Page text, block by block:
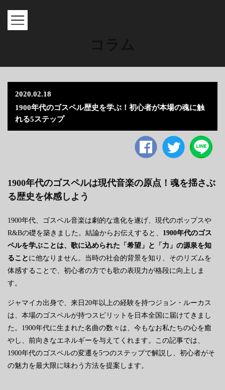
2020.02.18
1900年代のゴスペル歴史を学ぶ！初心者が本場の魂に触
れる5ステップ
1900年代のゴスペルは現代音楽の原点！魂を揺さぶ
る歴史を体感しよう
1900年代、ゴスペル音楽は劇的な進化を遂げ、現代のポップスや
R&Bの礎を築きました。結論からお伝えすると、 1900年代のゴス
ペルを学ぶことは、歌に込められた「希望」と「力」の源泉を知
ること に他なりません。当時の社会的背景を知り、そのリズムを
体感することで、初心者の方でも歌の表現力が格段に向上しま
す。
ジャマイカ出身で、来日20年以上の経験を持つジョン・ルーカス
は、本場のゴスペルが持つスピリットを日本全国に届けてきまし
た。1900年代に生まれた名曲の数々は、今もなお私たちの心を癒
やし、前向きなエネルギーを与えてくれます。この記事では、
1900年代のゴスペルの変遷を5つのステップで解説し、初心者がそ
の魅力を最大限に味わう方法を提案します。